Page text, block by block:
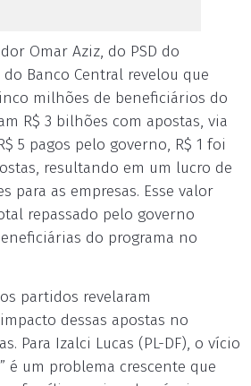
Omar Aziz, do PSD do
Banco Central revelou que
milhões de beneficiários do
R$ 3 bilhões com apostas, via
5 pagos pelo governo, R$ 1 foi
resultando em um lucro de
para as empresas. Esse valor
repassado pelo governo
do programa no
partidos revelaram
dessas apostas no
Para Izalci Lucas (PL-DF), o vício
é um problema crescente que